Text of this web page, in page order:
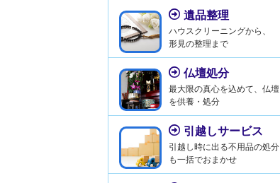
遺品整理
ハウスクリーニングから、
形見の整理まで
仏壇処分
最大限の真心を込めて、仏壇
を供養・処分
引越しサービス
引越し時に出る不用品の処分
も一括でおまかせ